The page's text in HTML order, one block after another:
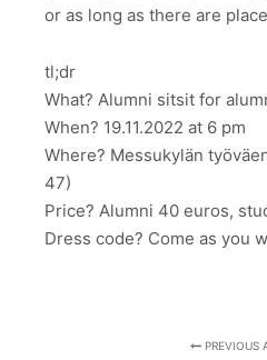
or as long as there are
tl;dr
What? Alumni sitsit for
When? 19.11.2022 at 6 pm
Where? Messukylän
47)
Price? Alumni 40 euros,
Dress code? Come as you
PREVIOUS